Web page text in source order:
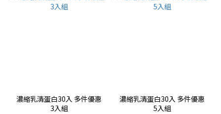
濃縮乳清蛋白30入 多件優惠
3入組
濃縮乳清蛋白30入 多件優惠
5入組